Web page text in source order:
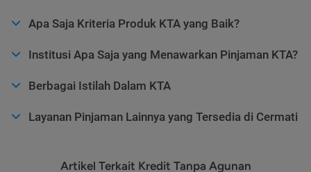
Apa Saja Kriteria Produk KTA yang Baik?
Institusi Apa Saja yang Menawarkan Pinjaman KTA?
Berbagai Istilah Dalam KTA
Layanan Pinjaman Lainnya yang Tersedia di Cermati
Artikel Terkait Kredit Tanpa Agunan